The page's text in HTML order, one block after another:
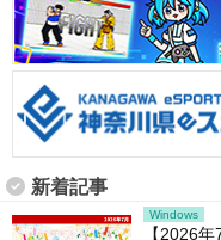
新着記事
Windows
【2026